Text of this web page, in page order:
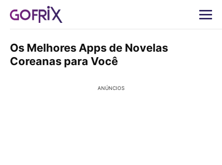
Os Melhores Apps de Novelas
Coreanas para Você
ANÚNCIOS